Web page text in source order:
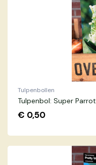
Tulpenbollen
Tulpenbol: Super Parrot
€ 0,50